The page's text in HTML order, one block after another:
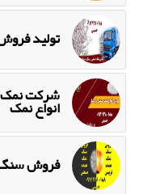
تولید
شرکت نمک
انواع نمک
فروش سنگ